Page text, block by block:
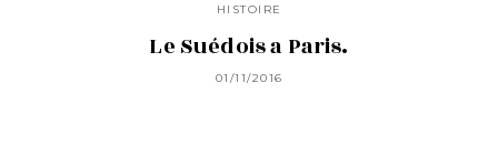
HISTOIRE
Le Suédois a Paris.
01/11/2016